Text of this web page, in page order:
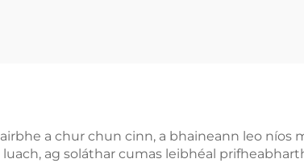
a chur chun cinn, a bhaineann leo
ag soláthar cumas leibhéal